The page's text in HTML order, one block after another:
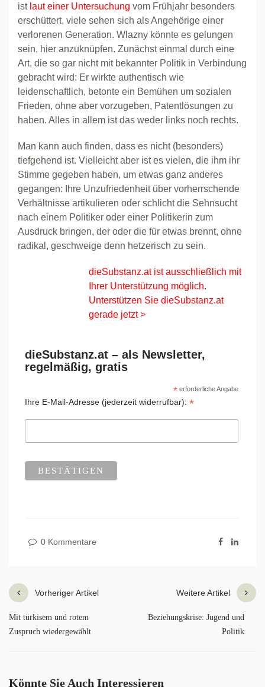
ist laut einer Untersuchung vom Frühjahr besonders
erschüttert, viele sehen sich als Angehörige einer
verlorenen Generation. Wlazny könnte es gelungen
sein, hier anzuknüpfen. Zunächst einmal durch eine
Art, die so gar nicht mit bekannter Politik in Verbindung
gebracht wird: Er wirkte authentisch wie
leidenschaftlich, betonte ein Bemühen um sozialen
Frieden, ohne aber vorzugeben, Patentlösungen zu
haben. Alles in allem ist das weder links noch rechts.
Man kann auch finden, dass es nicht (besonders)
tiefgehend ist. Vielleicht aber ist es vielen, die ihm ihr
Stimme gegeben haben, um etwas ganz anderes
gegangen: Ihre Unzufriedenheit über vorherrschende
Verhältnisse artikulieren oder schlicht die Sehnsucht
nach einem Politiker oder einer Politikerin zum
Ausdruck bringen, der oder die für etwas brennt, ohne
radikal, geschweige denn hetzerisch zu sein.
dieSubstanz.at ist ausschließlich mit
Ihrer Unterstützung möglich.
Unterstützen Sie dieSubstanz.at
gerade jetzt >
dieSubstanz.at – als Newsletter,
regelmäßig, gratis
*erforderliche Angabe
Ihre E-Mail-Adresse (jederzeit widerrufbar): *
0 Kommentare
Vorheriger Artikel
Mit türkisem und rotem
Zuspruch wiedergewählt
Weitere Artikel
Beziehungskrise: Jugend und
Politik
Könnte Sie Auch Interessieren